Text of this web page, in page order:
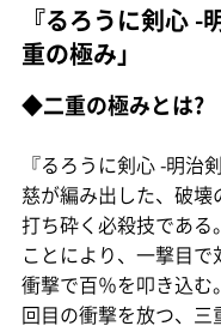
『るろうに剣心
重の極み」
◆二重の極みとは?
『るろうに剣心 -明治
慈が編み出した、破
打ち砕く必殺技である
ことにより、一撃目
衝撃で百％を叩き込む
回目の衝撃を放つ、三